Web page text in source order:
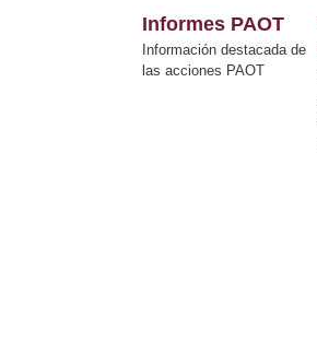
Informes PAOT
Información destacada de
las acciones PAOT